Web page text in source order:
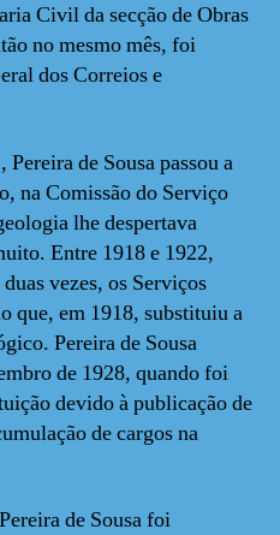
Civil da secção de Obras
no mesmo mês, foi
dos Correios e
de Sousa passou a
na Comissão do Serviço
lhe despertava
Entre 1918 e 1922,
vezes, os Serviços
que, em 1918, substituiu a
Pereira de Sousa
de 1928, quando foi
devido à publicação de
de cargos na
de Sousa foi